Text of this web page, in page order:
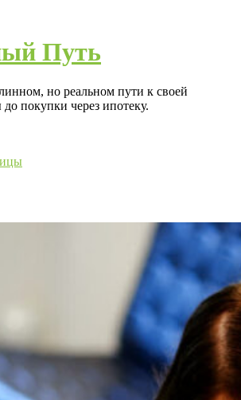
Путь
но реальном пути к своей
покупки через ипотеку.